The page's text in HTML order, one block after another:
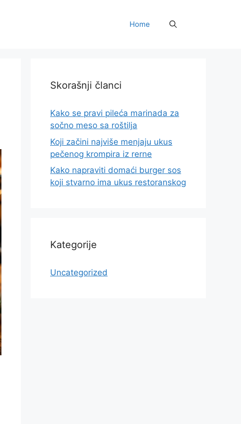
Home
Skorašnji članci
Kako se pravi pileća marinada za
sočno meso sa roštilja
Koji začini najviše menjaju ukus
pečenog krompira iz rerne
Kako napraviti domaći burger sos
koji stvarno ima ukus restoranskog
Kategorije
Uncategorized